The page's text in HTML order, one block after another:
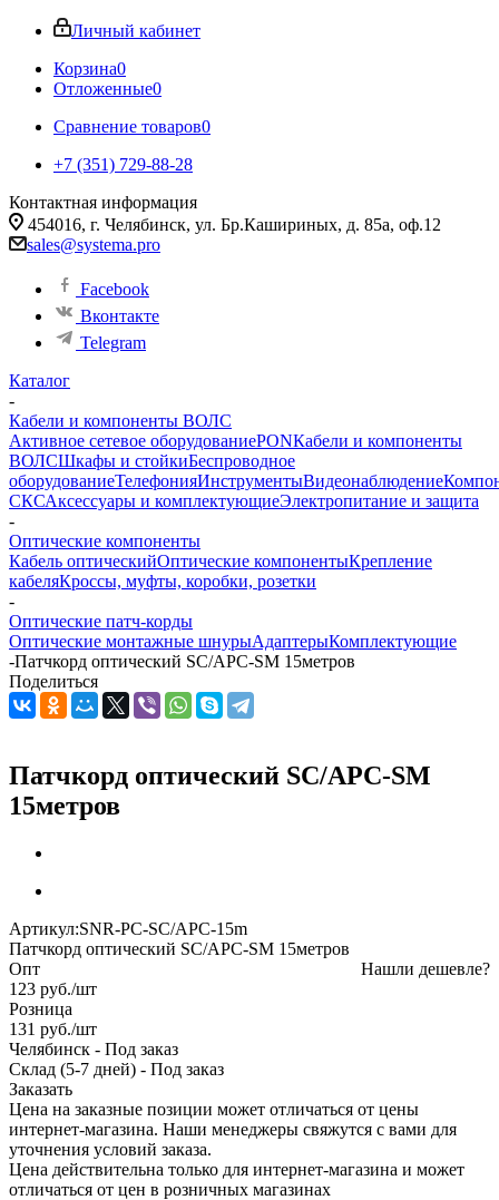
Личный кабинет
Корзина0
Отложенные0
Сравнение товаров0
+7 (351) 729-88-28
Контактная информация
454016, г. Челябинск, ул. Бр.Кашириных, д. 85а, оф.12
sales@systema.pro
Facebook
Вконтакте
Telegram
Каталог
-
Кабели и компоненты ВОЛС
Активное сетевое оборудованиеPONКабели и компоненты
ВОЛСШкафы и стойкиБеспроводное
оборудованиеТелефонияИнструментыВидеонаблюдение
СКСАксессуары и комплектующиеЭлектропитание и защита
-
Оптические компоненты
Кабель оптическийОптические компонентыКрепление
кабеляКроссы, муфты, коробки, розетки
-
Оптические патч-корды
Оптические монтажные шнурыАдаптерыКомплектующие
-Патчкорд оптический SC/APC-SM 15метров
Поделиться
Патчкорд оптический SC/APC-SM
15метров
Артикул:SNR-PC-SC/APC-15m
Патчкорд оптический SC/APC-SM 15метров
Нашли дешевле?
Опт
123 руб./шт
Розница
131 руб./шт
Челябинск - Под заказ
Склад (5-7 дней) - Под заказ
Заказать
Цена на заказные позиции может отличаться от цены
интернет-магазина. Наши менеджеры свяжутся с вами для
уточнения условий заказа.
Цена действительна только для интернет-магазина и может
отличаться от цен в розничных магазинах